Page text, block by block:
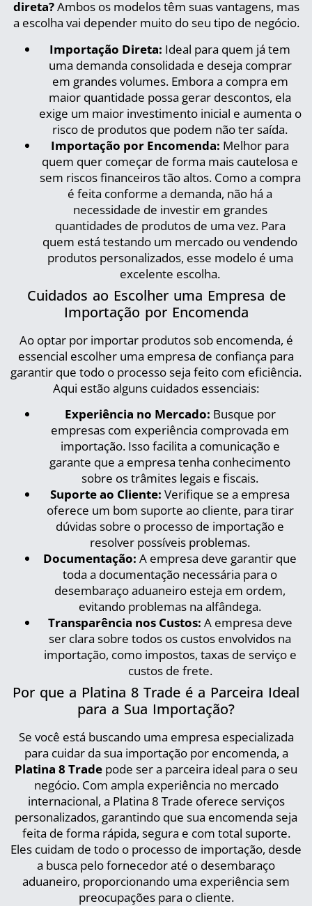
direta?Ambos os modelos têm suas vantagens, mas
a escolha vai depender muito do seu tipo de negócio.
Importação Direta: Ideal para quem já tem
uma demanda consolidada e deseja comprar
em grandes volumes. Embora a compra em
maior quantidade possa gerar descontos, ela
exige um maior investimento inicial e aumenta o
risco de produtos que podem não ter saída.
Importação por Encomenda: Melhor para
quem quer começar de forma mais cautelosa e
sem riscos financeiros tão altos. Como a compra
é feita conforme a demanda, não há a
necessidade de investir em grandes
quantidades de produtos de uma vez. Para
quem está testando um mercado ou vendendo
produtos personalizados, esse modelo é uma
excelente escolha.
Cuidados ao Escolher uma Empresa de
Importação por Encomenda
Ao optar por importar produtos sob encomenda, é
essencial escolher uma empresa de confiança para
garantir que todo o processo seja feito com eficiência.
Aqui estão alguns cuidados essenciais:
Experiência no Mercado: Busque por
empresas com experiência comprovada em
importação. Isso facilita a comunicação e
garante que a empresa tenha conhecimento
sobre os trâmites legais e fiscais.
Suporte ao Cliente: Verifique se a empresa
oferece um bom suporte ao cliente, para tirar
dúvidas sobre o processo de importação e
resolver possíveis problemas.
Documentação: A empresa deve garantir que
toda a documentação necessária para o
desembaraço aduaneiro esteja em ordem,
evitando problemas na alfândega.
Transparência nos Custos: A empresa deve
ser clara sobre todos os custos envolvidos na
importação, como impostos, taxas de serviço e
custos de frete.
Por que a Platina 8 Trade é a Parceira Ideal
para a Sua Importação?
Se você está buscando uma empresa especializada
para cuidar da sua importação por encomenda, a
Platina 8 Trade pode ser a parceira ideal para o seu
negócio. Com ampla experiência no mercado
internacional, a Platina 8 Trade oferece serviços
personalizados, garantindo que sua encomenda seja
feita de forma rápida, segura e com total suporte.
Eles cuidam de todo o processo de importação, desde
a busca pelo fornecedor até o desembaraço
aduaneiro, proporcionando uma experiência sem
preocupações para o cliente.